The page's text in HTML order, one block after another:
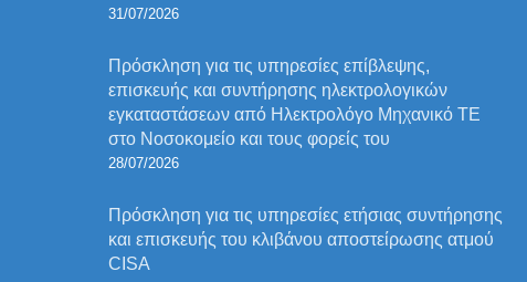
31/07/2026
Πρόσκληση για τις υπηρεσίες επίβλεψης,
επισκευής και συντήρησης ηλεκτρολογικών
εγκαταστάσεων από Ηλεκτρολόγο Μηχανικό ΤΕ
στο Νοσοκομείο και τους φορείς του
28/07/2026
Πρόσκληση για τις υπηρεσίες ετήσιας συντήρησης
και επισκευής του κλιβάνου αποστείρωσης ατμού
CISA